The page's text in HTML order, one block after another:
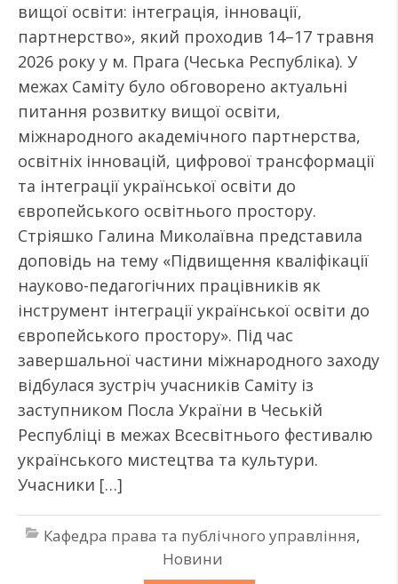
вищої освіти: інтеграція, інновації,
партнерство», який проходив 14–17 травня
2026 року у м. Прага (Чеська Республіка). У
межах Саміту було обговорено актуальні
питання розвитку вищої освіти,
міжнародного академічного партнерства,
освітніх інновацій, цифрової трансформації
та інтеграції української освіти до
європейського освітнього простору.
Стріяшко Галина Миколаївна представила
доповідь на тему «Підвищення кваліфікації
науково-педагогічних працівників як
інструмент інтеграції української освіти до
європейського простору». Під час
завершальної частини міжнародного заходу
відбулася зустріч учасників Саміту із
заступником Посла України в Чеській
Республіці в межах Всесвітнього фестивалю
українського мистецтва та культури.
Учасники […]
Кафедра права та публічного управління,
Новини